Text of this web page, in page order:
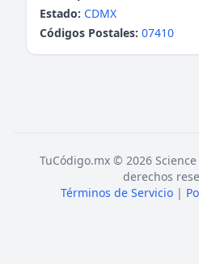
Estado: CDMX
Códigos Postales: 07410
TuCódigo.mx © 2026
derechos
Términos de Servicio |